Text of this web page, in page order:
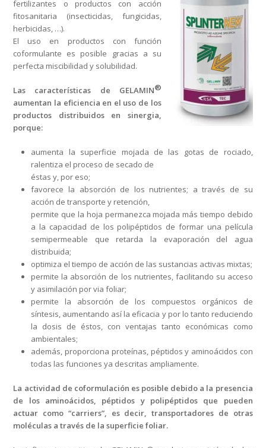
fertilizantes o productos con acción
fitosanitaria (insecticidas, fungicidas,
herbicidas, …).
El uso en productos con función
coformulante es posible gracias a su
perfecta miscibilidad y solubilidad.
Las características de GELAMIN®
aumentan la eficiencia en el uso de los
productos distribuidos en sinergia,
porque:
aumenta la superficie mojada de las gotas de rociado,
ralentiza el proceso de secado de
éstas y, por eso;
favorece la absorción de los nutrientes; a través de su
acción de transporte y retención,
permite que la hoja permanezca mojada más tiempo debido
a la capacidad de los polipéptidos de formar una película
semipermeable que retarda la evaporación del agua
distribuida;
optimiza el tiempo de acción de las sustancias activas mixtas;
permite la absorción de los nutrientes, facilitando su acceso
y asimilación por via foliar;
permite la absorción de los compuestos orgánicos de
síntesis, aumentando así la eficacia y por lo tanto reduciendo
la dosis de éstos, con ventajas tanto económicas como
ambientales;
además, proporciona proteínas, péptidos y aminoácidos con
todas las funciones ya descritas ampliamente.
La actividad de coformulación es posible debido a la presencia
de los aminoácidos, péptidos y polipéptidos que pueden
actuar como “carriers”, es decir, transportadores de otras
moléculas a través de la superficie foliar.